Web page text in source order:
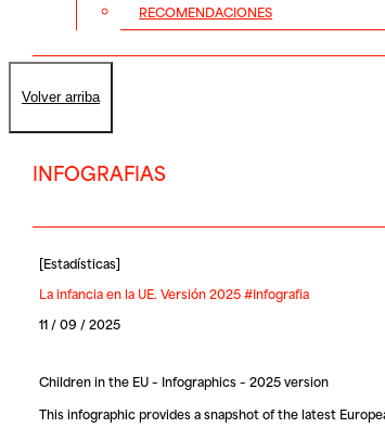
RECOMENDACIONES
Volver arriba
INFOGRAFIAS
[Estadísticas]
La infancia en la UE. Versión 2025 #Infografia
11 / 09 / 2025
Children in the EU – Infographics – 2025 version
This infographic provides a snapshot of the latest